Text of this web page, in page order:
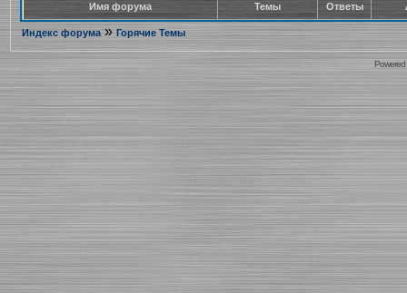
Имя форума Темы Ответы
Индекс форума» Горячие Темы